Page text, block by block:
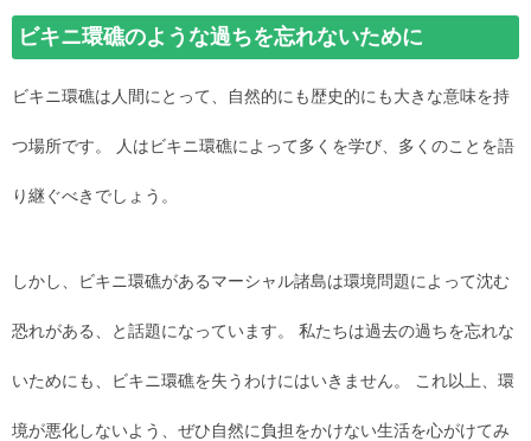
ビキニ環礁のような過ちを忘れないために
ビキニ環礁は人間にとって、自然的にも歴史的にも大きな意味を持
つ場所です。 人はビキニ環礁によって多くを学び、多くのことを語
り継ぐべきでしょう。
しかし、ビキニ環礁があるマーシャル諸島は環境問題によって沈む
恐れがある、と話題になっています。 私たちは過去の過ちを忘れな
いためにも、ビキニ環礁を失うわけにはいきません。 これ以上、環
境が悪化しないよう、ぜひ自然に負担をかけない生活を心がけてみ